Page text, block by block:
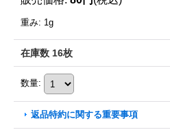
重み: 1g
在庫数 16枚
数量:
返品特約に関する重要事項